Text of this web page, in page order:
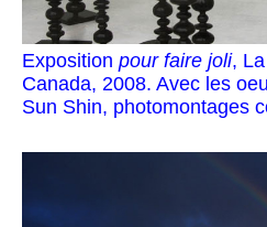
Exposition pour faire joli,
Canada, 2008. Avec les
Sun Shin, photomontages